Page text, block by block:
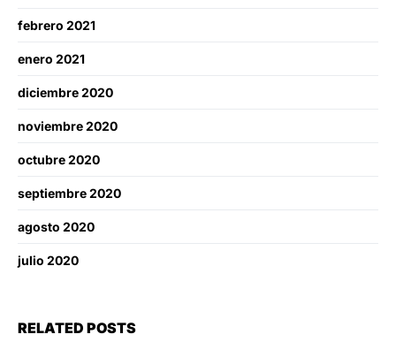
febrero 2021
enero 2021
diciembre 2020
noviembre 2020
octubre 2020
septiembre 2020
agosto 2020
julio 2020
RELATED POSTS